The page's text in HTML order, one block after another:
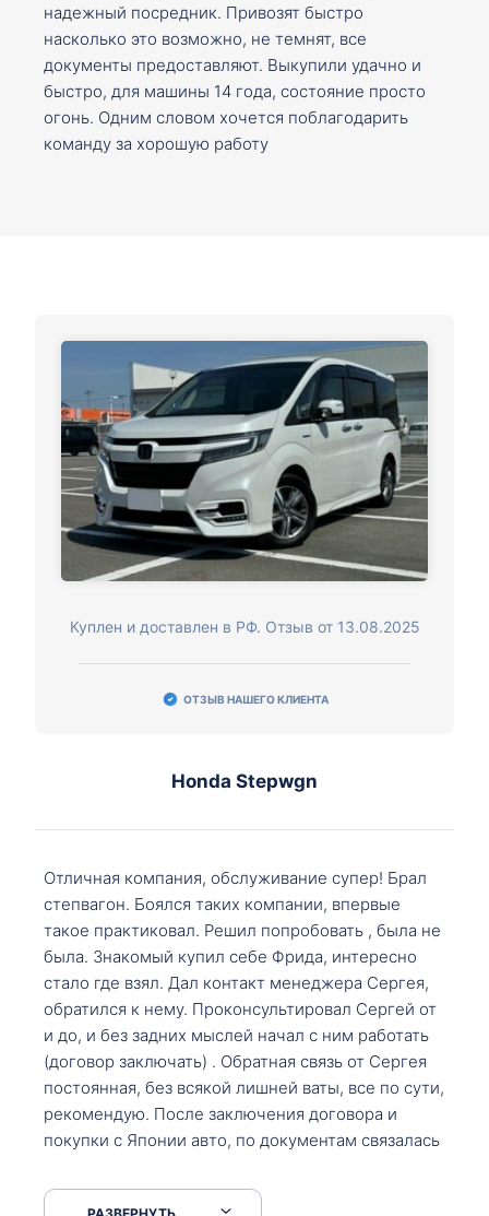
надежный посредник. Привозят быстро
насколько это возможно, не темнят, все
документы предоставляют. Выкупили удачно и
быстро, для машины 14 года, состояние просто
огонь. Одним словом хочется поблагодарить
команду за хорошую работу
Куплен и доставлен в РФ. Отзыв от 13.08.2025
ОТЗЫВ НАШЕГО КЛИЕНТА
Honda Stepwgn
Отличная компания, обслуживание супер! Брал
степвагон. Боялся таких компании, впервые
такое практиковал. Решил попробовать , была не
была. Знакомый купил себе Фрида, интересно
стало где взял. Дал контакт менеджера Сергея,
обратился к нему. Проконсультировал Сергей от
и до, и без задних мыслей начал с ним работать
(договор заключать) . Обратная связь от Сергея
постоянная, без всякой лишней ваты, все по сути,
рекомендую. После заключения договора и
покупки с Японии авто, по документам связалась
что заполнить, куда зайти, образцы и т.д. После